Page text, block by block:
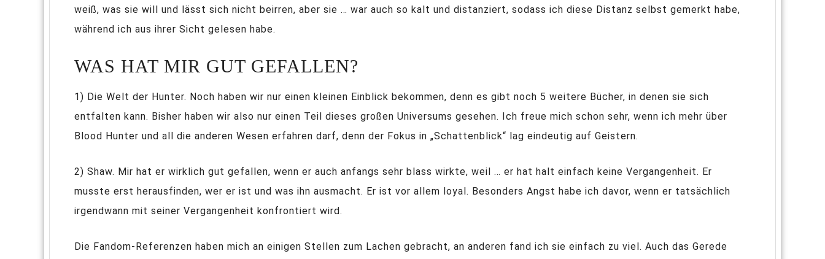
weiß, was sie will und lässt sich nicht beirren, aber sie … war auch so kalt und distanziert, sodass ich diese Distanz selbst gemerkt habe,
während ich aus ihrer Sicht gelesen habe.
WAS HAT MIR GUT GEFALLEN?
1) Die Welt der Hunter. Noch haben wir nur einen kleinen Einblick bekommen, denn es gibt noch 5 weitere Bücher, in denen sie sich
entfalten kann. Bisher haben wir also nur einen Teil dieses großen Universums gesehen. Ich freue mich schon sehr, wenn ich mehr über
Blood Hunter und all die anderen Wesen erfahren darf, denn der Fokus in „Schattenblick“ lag eindeutig auf Geistern.
2) Shaw. Mir hat er wirklich gut gefallen, wenn er auch anfangs sehr blass wirkte, weil … er hat halt einfach keine Vergangenheit. Er
musste erst herausfinden, wer er ist und was ihn ausmacht. Er ist vor allem loyal. Besonders Angst habe ich davor, wenn er tatsächlich
irgendwann mit seiner Vergangenheit konfrontiert wird.
Die Fandom-Referenzen haben mich an einigen Stellen zum Lachen gebracht, an anderen fand ich sie einfach zu viel. Auch das Gerede